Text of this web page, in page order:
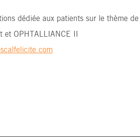
dédiée aux patients sur le thème de
OPHTALLIANCE II